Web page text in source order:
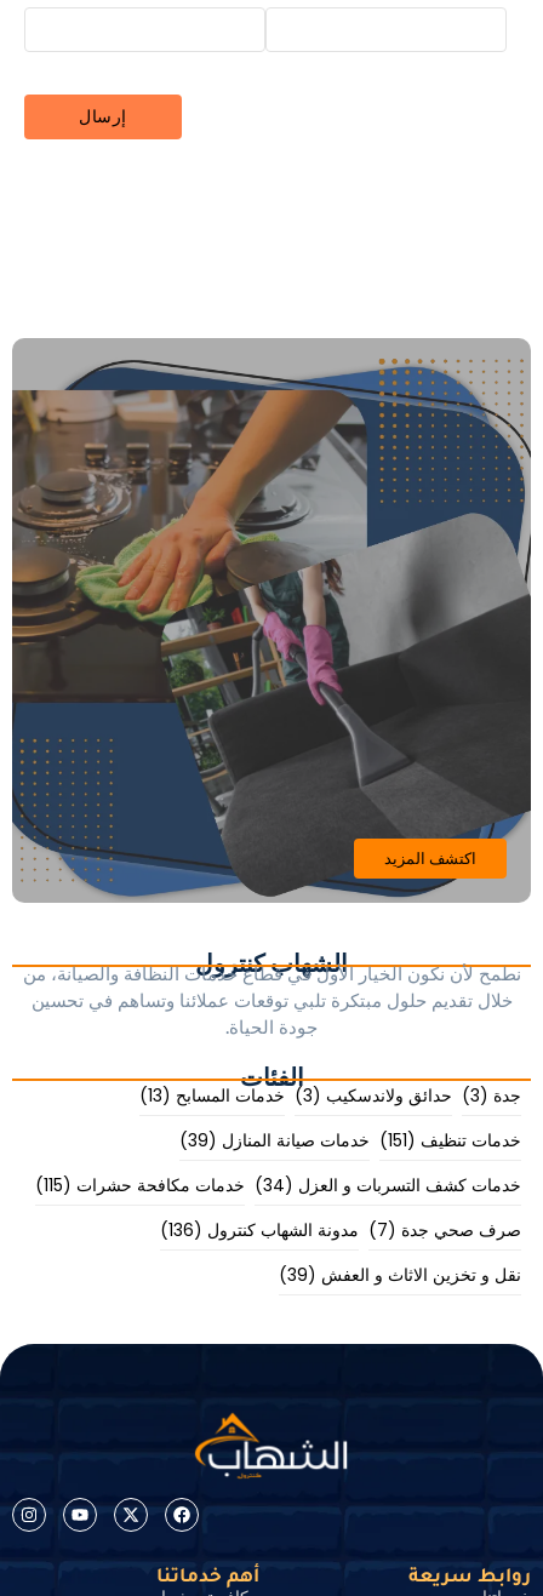
الشهاب كنترول
نطمح لأن نكون الخيار الأول في قطاع خدمات النظافة والصيانة، من
خلال تقديم حلول مبتكرة تلبي توقعات عملائنا وتساهم في تحسين
جودة الحياة.
اكتشف المزيد
الفئات
جدة (3) حدائق ولاندسكيب (3) خدمات المسابح (13)
خدمات تنظيف (151) خدمات صيانة المنازل (39)
خدمات كشف التسربات و العزل (34) خدمات مكافحة حشرات (115)
صرف صحي جدة (7) مدونة الشهاب كنترول (136)
نقل و تخزين الاثاث و العفش (39)
روابط سريعة أهم خدماتنا